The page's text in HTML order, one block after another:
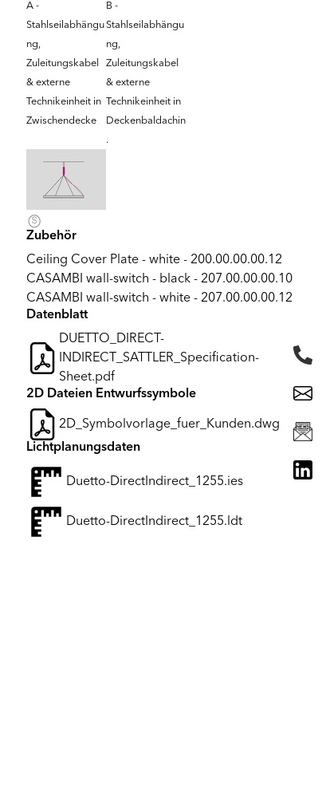
A -
Stahlseilabhängu
ng,
Zuleitungskabel
& externe
Technikeinheit in
Zwischendecke
B -
Stahlseilabhängu
ng,
Zuleitungskabel
& externe
Technikeinheit in
Deckenbaldachin
.
Zubehör
Ceiling Cover Plate - white - 200.00.00.00.12
CASAMBI wall-switch - black - 207.00.00.00.10
CASAMBI wall-switch - white - 207.00.00.00.12
Datenblatt
DUETTO_DIRECT-
INDIRECT_SATTLER_Specification-
Sheet.pdf
2D Dateien Entwurfssymbole
2D_Symbolvorlage_fuer_Kunden.dwg
Lichtplanungsdaten
Duetto-DirectIndirect_1255.ies
Duetto-DirectIndirect_1255.ldt